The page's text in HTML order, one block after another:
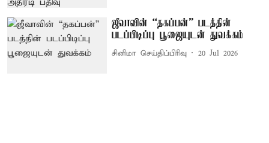
ஜீவாவின் “தகப்பன்” படத்தின்
படப்பிடிப்பு பூஜையுடன் துவக்கம்
சினிமா செய்திப்பிரிவு 20 Jul 2026